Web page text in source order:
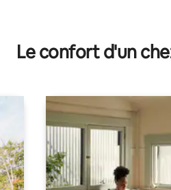
Le confort d'un